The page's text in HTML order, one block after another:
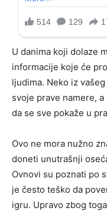
U danima koji dolaze
informacije koje će
ljudima. Neko iz
svoje prave namere,
da se sve pokaže u
Ovo ne mora nužno
doneti unutrašnji
Ovnovi su poznati po
je često teško da
igru. Upravo zbog